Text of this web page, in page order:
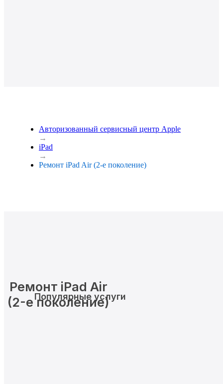
Авторизованный сервисный центр Apple
→
iPad
→
Ремонт iPad Air (2-е поколение)
Ремонт iPad Air
(2-е поколение)
Популярные услуги